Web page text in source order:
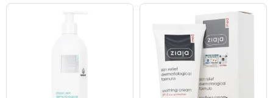
mờ vết thâm (30ml)
ẩm và se khít lỗ chân lông